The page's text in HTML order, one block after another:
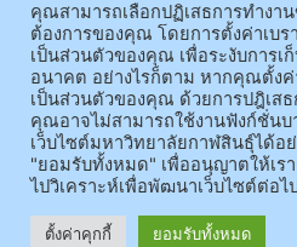
(อ.เมือง)62/1 ถ.เกษตรสมบูรณ์ ต.กาฬสินธุ์ อ.เมือง
© 2025 All rights
คุณสามารถเลือกปฏิเสธการทำงา
ต้องการของคุณ โดยการตั้งค่าเบร
เป็นส่วนตัวของคุณ เพื่อระงับการ
อนาคต อย่างไรก็ตาม หากคุณตั้งค่
เป็นส่วนตัวของคุณ ด้วยการปฎิเส
คุณอาจไม่สามารถใช้งานฟังก์ชั่น
เว็บไซต์มหาวิทยาลัยกาฬสินธุ์ได้อ
"ยอมรับทั้งหมด" เพื่ออนุญาตให้เร
ไปวิเคราะห์เพื่อพัฒนาเว็บไซต์ต่อ
ตั้งค่าคุกกี้ ยอมรับทั้งหมด